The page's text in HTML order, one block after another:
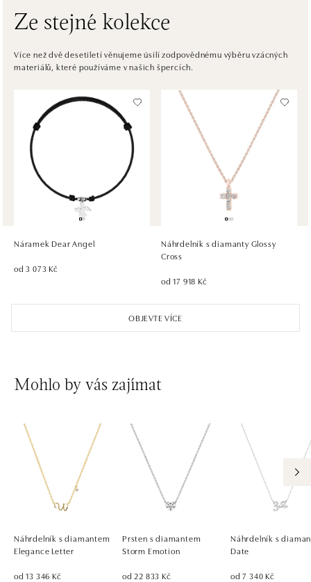
ALOve OC Eurovea, Bratislava
Pribinova 8, 811 09 Bratislava
tel.: +421917090467
HALADA OC Avion, Bratislava
Ivanská cesta 16, 821 04 Bratislava
zítra otevřeno od 09:00
HALADA OC Eurovea, Bratislava
Pribinova 8, 811 09 Bratislava
zítra otevřeno od 10:00
Ze stejné kolekce
Více než dvě desetiletí věnujeme úsilí zodpovědnému výběru vzácných
materiálů, které používáme v našich špercích.
OBJEVTE VÍCE
Náramek Dear Angel
od 3 073 Kč
Náhrdelník s diamanty Glossy
Cross
od 17 918 Kč
Mohlo by vás zajímat
Náhrdelník s diamantem
Elegance Letter
od 13 346 Kč
Prsten s diamantem
Storm Emotion
od 22 833 Kč
Náhrdelník s
Date
od 7 340 Kč